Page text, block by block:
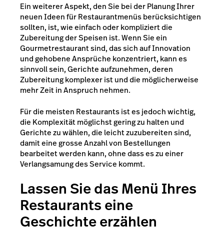
Ein weiterer Aspekt, den Sie bei der Planung Ihrer
neuen Ideen für Restaurantmenüs berücksichtigen
sollten, ist, wie einfach oder kompliziert die
Zubereitung der Speisen ist. Wenn Sie ein
Gourmetrestaurant sind, das sich auf Innovation
und gehobene Ansprüche konzentriert, kann es
sinnvoll sein, Gerichte aufzunehmen, deren
Zubereitung komplexer ist und die möglicherweise
mehr Zeit in Anspruch nehmen.
Für die meisten Restaurants ist es jedoch wichtig,
die Komplexität möglichst gering zu halten und
Gerichte zu wählen, die leicht zuzubereiten sind,
damit eine grosse Anzahl von Bestellungen
bearbeitet werden kann, ohne dass es zu einer
Verlangsamung des Service kommt.
Lassen Sie das Menü Ihres
Restaurants eine
Geschichte erzählen